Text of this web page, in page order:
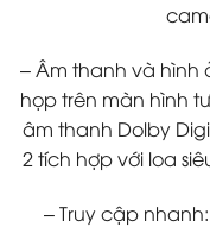
– Âm thanh và hình
họp trên màn hình
âm thanh Dolby
2 tích hợp với loa
– Truy cập